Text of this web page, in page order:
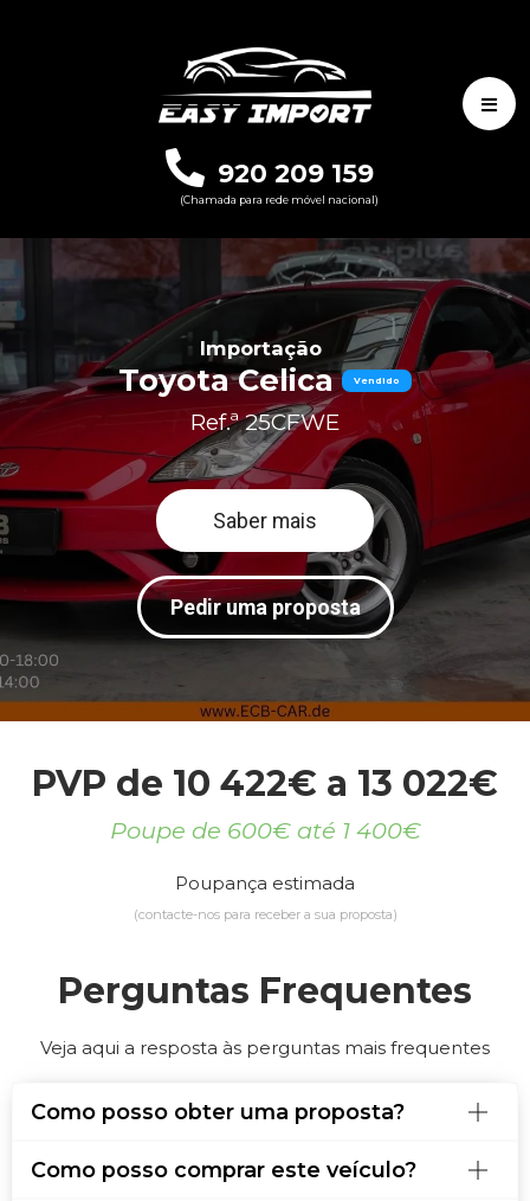
920 209 159
(Chamada para rede móvel nacional)
Importação
Toyota Celica Vendido
Ref.ª 25CFWE
Saber mais
Pedir uma proposta
PVP de 10 422€ a 13 022€
Poupe de 600€ até 1 400€
Poupança estimada
(contacte-nos para receber a sua proposta)
Perguntas Frequentes
Veja aqui a resposta às perguntas mais frequentes
Como posso obter uma proposta?
Como posso comprar este veículo?